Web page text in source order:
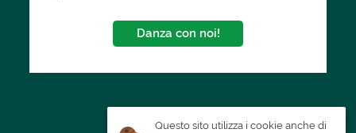
Danza con noi!
Questo sito utilizza i cookie anche di